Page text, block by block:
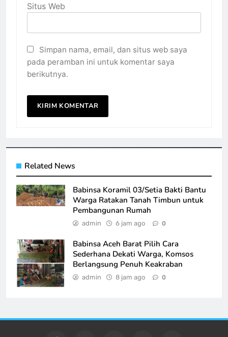
Situs Web
Simpan nama, email, dan situs web saya
pada peramban ini untuk komentar saya
berikutnya.
Related News
Babinsa Koramil 03/Setia Bakti Bantu
Warga Ratakan Tanah Timbun untuk
Pembangunan Rumah
admin 6 jam ago 0
Babinsa Aceh Barat Pilih Cara
Sederhana Dekati Warga, Komsos
Berlangsung Penuh Keakraban
admin 8 jam ago 0